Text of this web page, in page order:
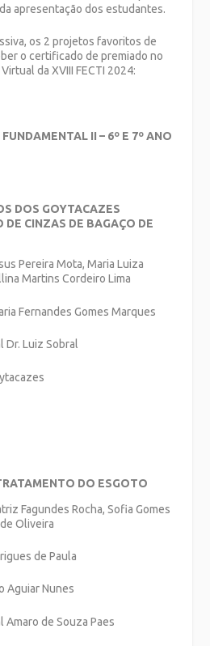
apresentação dos estudantes.
os 2 projetos favoritos de
o certificado de premiado no
da XVIII FECTI 2024:
II – 6º E 7º ANO
DOS GOYTACAZES
DE CINZAS DE BAGAÇO DE
Pereira Mota, Maria Luiza
Martins Cordeiro Lima
Fernandes Gomes Marques
Dr. Luiz Sobral
DO ESGOTO
Fagundes Rocha, Sofia Gomes
Oliveira
de Paula
Aguiar Nunes
Amaro de Souza Paes